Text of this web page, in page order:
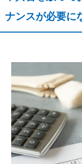
ナンスが必要に